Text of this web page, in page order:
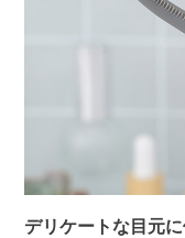
デリケートな目元